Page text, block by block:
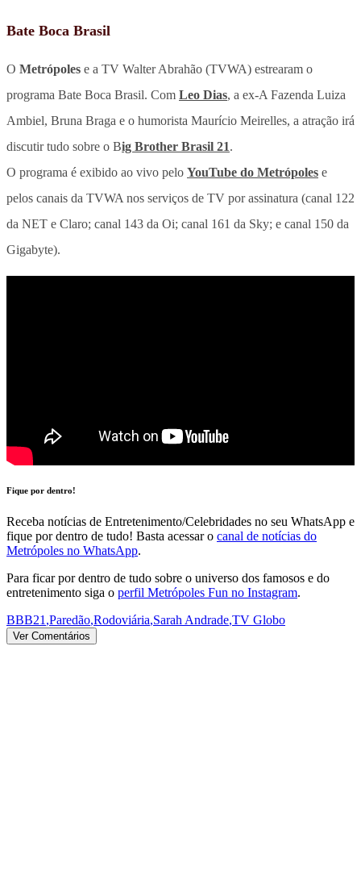
Bate Boca Brasil
O Metrópoles e a TV Walter Abrahão (TVWA) estrearam o
programa Bate Boca Brasil. Com Leo Dias, a ex-A Fazenda Luiza
Ambiel, Bruna Braga e o humorista Maurício Meirelles, a atração irá
discutir tudo sobre o Big Brother Brasil 21.
O programa é exibido ao vivo pelo YouTube do Metrópoles e
pelos canais da TVWA nos serviços de TV por assinatura (canal 122
da NET e Claro; canal 143 da Oi; canal 161 da Sky; e canal 150 da
Gigabyte).
Fique por dentro!
Receba notícias de Entretenimento/Celebridades no seu WhatsApp e
fique por dentro de tudo! Basta acessar o canal de notícias do
Metrópoles no WhatsApp.
Para ficar por dentro de tudo sobre o universo dos famosos e do
entretenimento siga o perfil Metrópoles Fun no Instagram.
BBB21,Paredão,Rodoviária,Sarah Andrade,TV Globo
Ver Comentários